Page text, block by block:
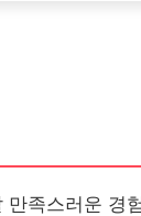
족스러운 경